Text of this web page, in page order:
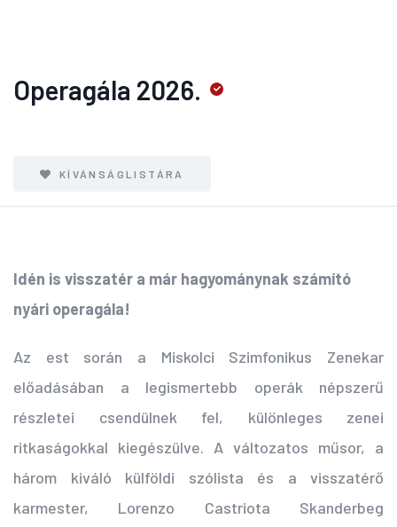
Operagála 2026.
KÍVÁNSÁGLISTÁRA
Idén is visszatér a már hagyománynak számító
nyári operagála!
Az est során a Miskolci Szimfonikus Zenekar
előadásában a legismertebb operák népszerű
részletei csendülnek fel, különleges zenei
ritkaságokkal kiegészülve. A változatos műsor, a
három kiváló külföldi szólista és a visszatérő
karmester, Lorenzo Castriota Skanderbeg